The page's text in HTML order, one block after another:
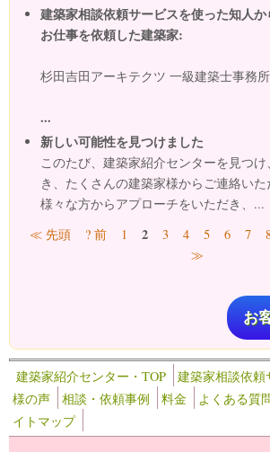
建築家相談依頼サービスを使った知人
お仕事を依頼した建築家:
杉田吉田アーキテクツ 一級建築士事務所
...
新しい可能性を見つけました
このたび、建築家紹介センターを見つ
き、たくさんの建築家様からご連絡いた
様々な方からアプローチをいただき、...
ページ
≪ 先頭 ? 前 1 2 3 4 5 6 7
≫
お
建築家紹介センター・TOP 建築家相談依
様の声
相談・依頼事例 料金 よくある質
イトマップ